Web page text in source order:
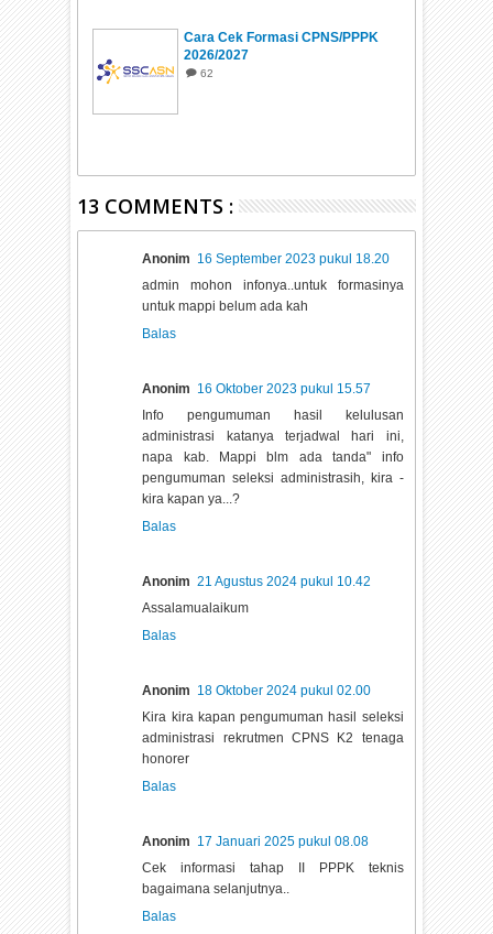
Cara Cek Formasi CPNS/PPPK
2026/2027
62
13 COMMENTS :
Anonim 16 September 2023 pukul 18.20
admin mohon infonya..untuk formasinya
untuk mappi belum ada kah
Balas
Anonim 16 Oktober 2023 pukul 15.57
Info pengumuman hasil kelulusan
administrasi katanya terjadwal hari ini,
napa kab. Mappi blm ada tanda" info
pengumuman seleksi administrasih, kira -
kira kapan ya...?
Balas
Anonim 21 Agustus 2024 pukul 10.42
Assalamualaikum
Balas
Anonim 18 Oktober 2024 pukul 02.00
Kira kira kapan pengumuman hasil seleksi
administrasi rekrutmen CPNS K2 tenaga
honorer
Balas
Anonim 17 Januari 2025 pukul 08.08
Cek informasi tahap II PPPK teknis
bagaimana selanjutnya..
Balas